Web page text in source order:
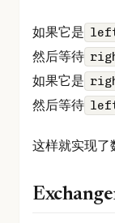
如果它是
然后等待
如果它是
然后等待
这样就实现了